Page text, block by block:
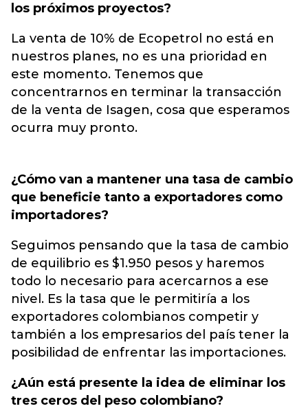
los próximos proyectos?
La venta de 10% de Ecopetrol no está en
nuestros planes, no es una prioridad en
este momento. Tenemos que
concentrarnos en terminar la transacción
de la venta de Isagen, cosa que esperamos
ocurra muy pronto.
¿Cómo van a mantener una tasa de cambio
que beneficie tanto a exportadores como
importadores?
Seguimos pensando que la tasa de cambio
de equilibrio es $1.950 pesos y haremos
todo lo necesario para acercarnos a ese
nivel. Es la tasa que le permitiría a los
exportadores colombianos competir y
también a los empresarios del país tener la
posibilidad de enfrentar las importaciones.
¿Aún está presente la idea de eliminar los
tres ceros del peso colombiano?